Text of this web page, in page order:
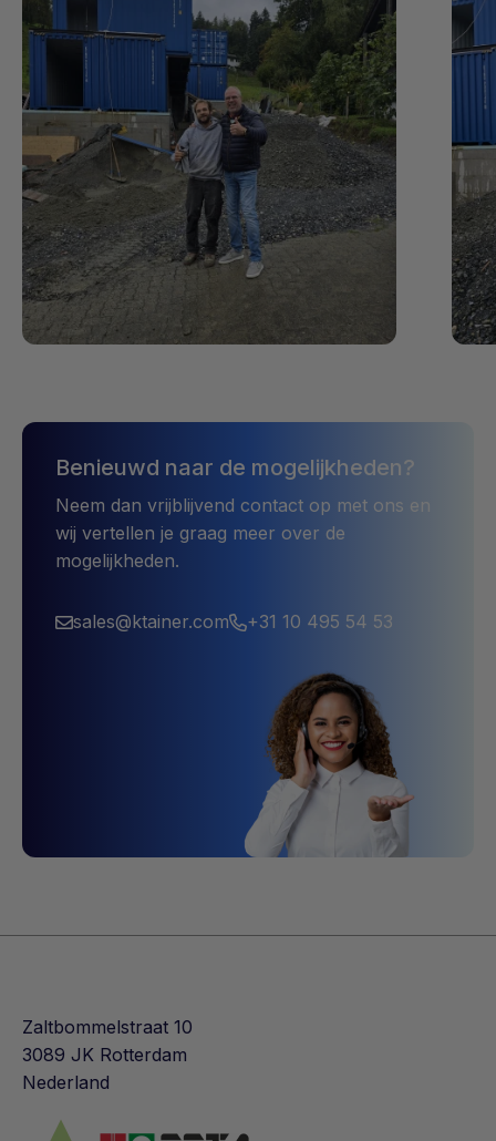
Benieuwd naar de mogelijkheden?
Neem dan vrijblijvend contact op met ons en
wij vertellen je graag meer over de
mogelijkheden.
sales@ktainer.com +31 10 495 54 53
Zaltbommelstraat 10
3089 JK Rotterdam
Nederland